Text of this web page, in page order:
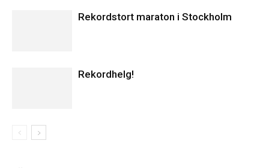
Rekordstort maraton i Stockholm
Rekordhelg!